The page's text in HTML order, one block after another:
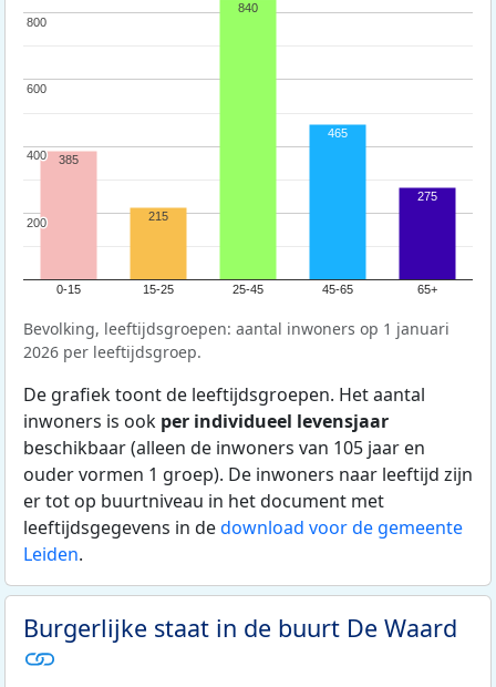
0-15 15-25 25-45 45-65 65+
200
200
400
400
600
600
800
800
385
215
840
465
275
Bevolking, leeftijdsgroepen: aantal inwoners op 1 januari
2026 per leeftijdsgroep.
De grafiek toont de leeftijdsgroepen. Het aantal
inwoners is ook per individueel levensjaar
beschikbaar (alleen de inwoners van 105 jaar en
ouder vormen 1 groep). De inwoners naar leeftijd zijn
er tot op buurtniveau in het document met
leeftijdsgegevens in dedownload voor de gemeente
Leiden.
Burgerlijke staat in de buurt De Waard